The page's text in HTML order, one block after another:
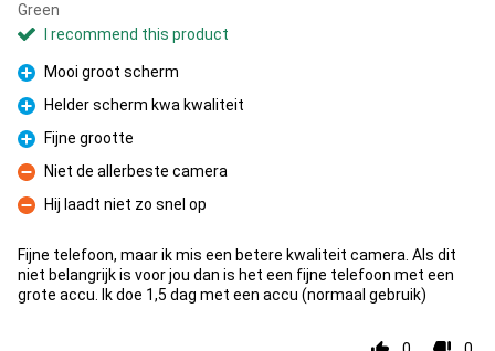
Green
I recommend this product
Pro
Mooi groot scherm
Pro
Helder scherm kwa kwaliteit
Pro
Fijne grootte
Con
Niet de allerbeste camera
Con
Hij laadt niet zo snel op
Fijne telefoon, maar ik mis een betere kwaliteit camera. Als dit
niet belangrijk is voor jou dan is het een fijne telefoon met een
grote accu. Ik doe 1,5 dag met een accu (normaal gebruik)